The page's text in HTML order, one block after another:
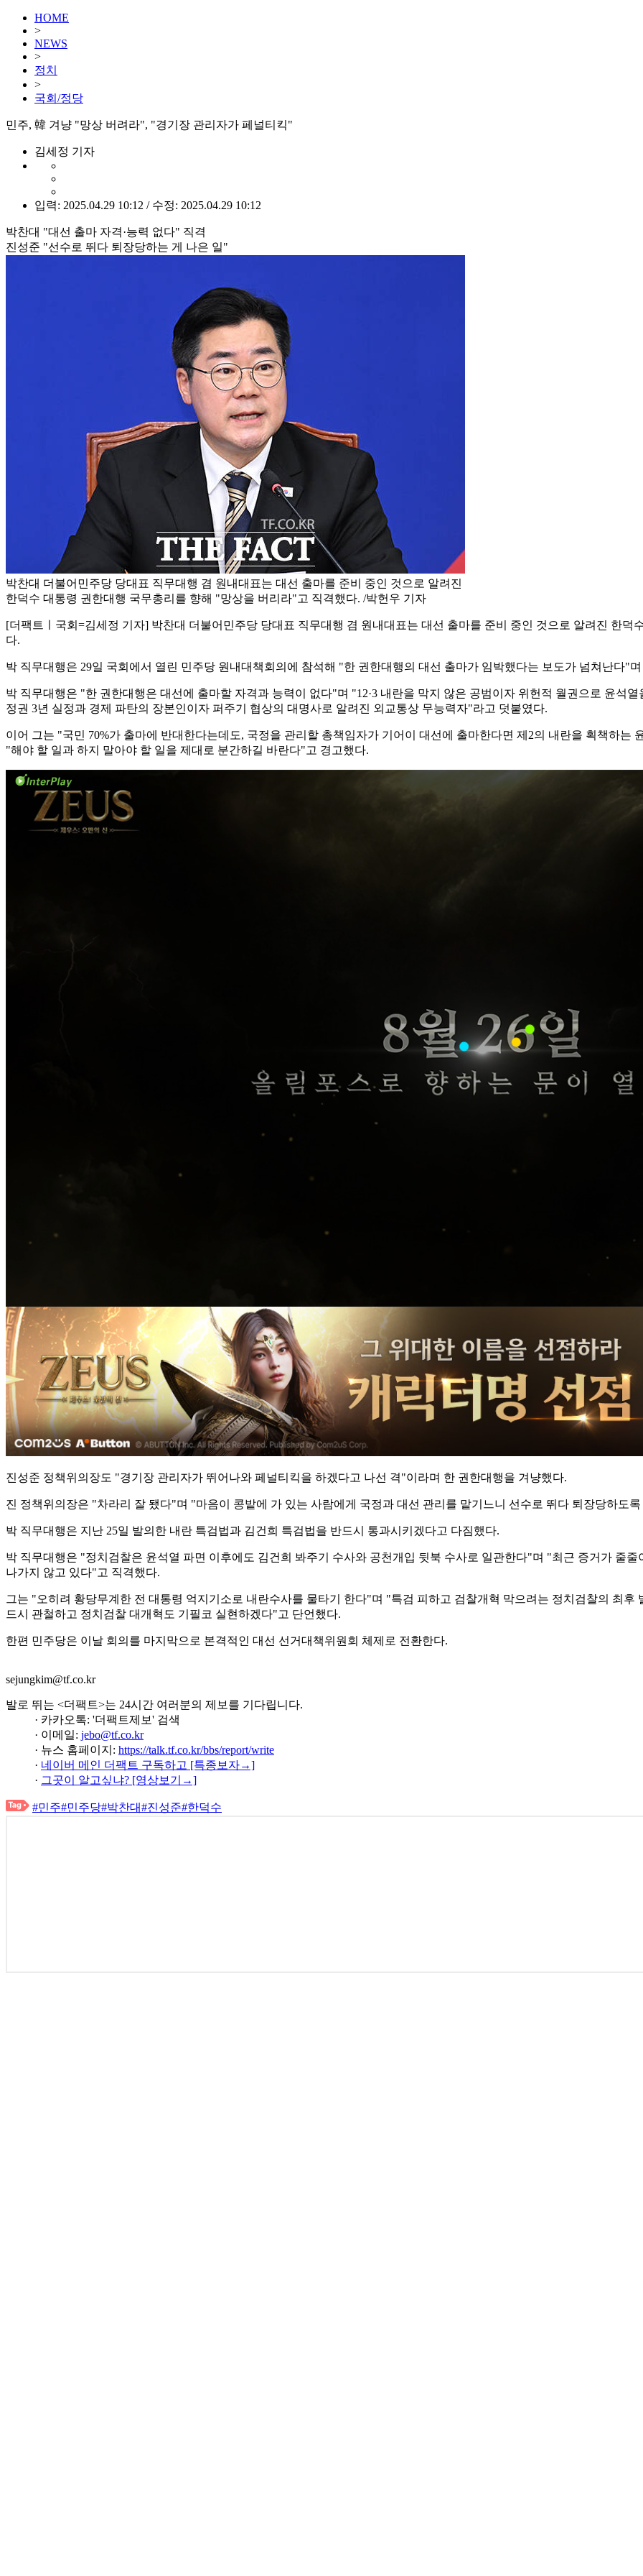
HOME
>
NEWS
>
정치
>
국회/정당
민주, 韓 겨냥 "망상 버려라", "경기장 관리자가 페널티킥"
김세정 기자
입력: 2025.04.29 10:12 / 수정: 2025.04.29 10:12
박찬대 "대선 출마 자격·능력 없다" 직격
진성준 "선수로 뛰다 퇴장당하는 게 나은 일"
박찬대 더불어민주당 당대표 직무대행 겸 원내대표는 대선 출마를 준비 중인 것으로 알려진
한덕수 대통령 권한대행 국무총리를 향해 "망상을 버리라"고 직격했다. /박헌우 기자
[더팩트ㅣ국회=김세정 기자] 박찬대 더불어민주당 당대표 직무대행 겸 원내대표는 대선 출마를 준비 중인 것으로 알려진 한
다.
박 직무대행은 29일 국회에서 열린 민주당 원내대책회의에 참석해 "한 권한대행의 대선 출마가 임박했다는 보도가 넘쳐난다"
박 직무대행은 "한 권한대행은 대선에 출마할 자격과 능력이 없다"며 "12·3 내란을 막지 않은 공범이자 위헌적 월권으로 윤석
정권 3년 실정과 경제 파탄의 장본인이자 퍼주기 협상의 대명사로 알려진 외교통상 무능력자"라고 덧붙였다.
이어 그는 "국민 70%가 출마에 반대한다는데도, 국정을 관리할 총책임자가 기어이 대선에 출마한다면 제2의 내란을 획책하는
"해야 할 일과 하지 말아야 할 일을 제대로 분간하길 바란다"고 경고했다.
진성준 정책위의장도 "경기장 관리자가 뛰어나와 페널티킥을 하겠다고 나선 격"이라며 한 권한대행을 겨냥했다.
진 정책위의장은 "차라리 잘 됐다"며 "마음이 콩밭에 가 있는 사람에게 국정과 대선 관리를 맡기느니 선수로 뛰다 퇴장당하도
박 직무대행은 지난 25일 발의한 내란 특검법과 김건희 특검법을 반드시 통과시키겠다고 다짐했다.
박 직무대행은 "정치검찰은 윤석열 파면 이후에도 김건희 봐주기 수사와 공천개입 뒷북 수사로 일관한다"며 "최근 증거가 줄
나가지 않고 있다"고 직격했다.
그는 "오히려 황당무계한 전 대통령 억지기소로 내란수사를 물타기 한다"며 "특검 피하고 검찰개혁 막으려는 정치검찰의 최
드시 관철하고 정치검찰 대개혁도 기필코 실현하겠다"고 단언했다.
한편 민주당은 이날 회의를 마지막으로 본격적인 대선 선거대책위원회 체제로 전환한다.
sejungkim@tf.co.kr
발로 뛰는 <더팩트>는 24시간 여러분의 제보를 기다립니다.
· 카카오톡: '더팩트제보' 검색
· 이메일: jebo@tf.co.kr
· 뉴스 홈페이지: https://talk.tf.co.kr/bbs/report/write
· 네이버 메인 더팩트 구독하고 [특종보자→]
· 그곳이 알고싶냐? [영상보기→]
#민주#민주당#박찬대#진성준#한덕수